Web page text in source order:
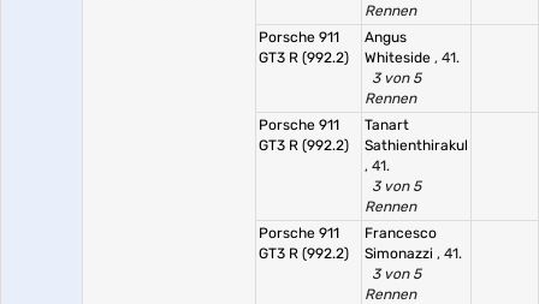
Rennen
Porsche 911
GT3 R (992.2)
Angus
Whiteside , 41.
3 von 5
Rennen
Porsche 911
GT3 R (992.2)
Tanart
Sathienthirakul
, 41.
3 von 5
Rennen
Porsche 911
GT3 R (992.2)
Francesco
Simonazzi , 41.
3 von 5
Rennen